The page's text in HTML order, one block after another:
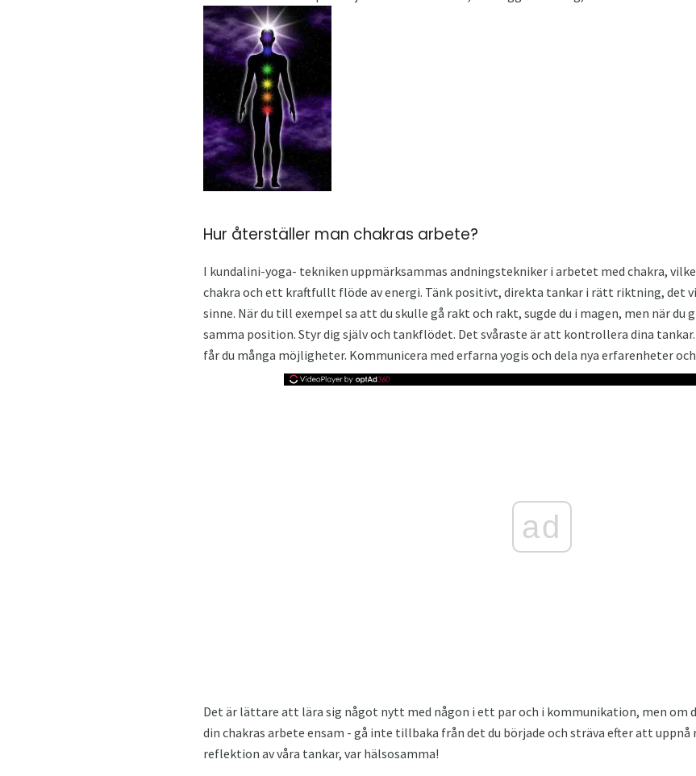
Hur återställer man chakras arbete?
I kundalini-yoga- tekniken uppmärksammas andningstekniker i arbetet med chakra,
chakra och ett kraftfullt flöde av energi. Tänk positivt, direkta tankar i rätt riktning, det
sinne. När du till exempel sa att du skulle gå rakt och rakt, sugde du i magen, men när du
samma position. Styr dig själv och tankflödet. Det svåraste är att kontrollera dina tankar.
får du många möjligheter. Kommunicera med erfarna yogis och dela nya erfarenheter
ad
Det är lättare att lära sig något nytt med någon i ett par och i kommunikation, men om
din chakras arbete ensam - gå inte tillbaka från det du började och sträva efter att
reflektion av våra tankar, var hälsosamma!